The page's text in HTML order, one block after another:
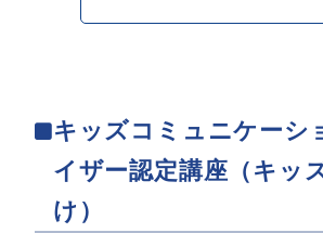
キッズコミュニケーシ
イザー認定講座（キッ
け）